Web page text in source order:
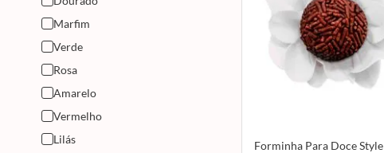
Marfim
Verde
Rosa
Amarelo
Vermelho
Lilás
Forminha Para Doce Style